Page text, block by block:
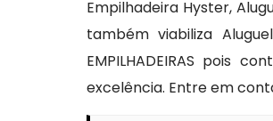
Empilhadeira Hyster,
também viabiliza
EMPILHADEIRAS pois
excelência. Entre em